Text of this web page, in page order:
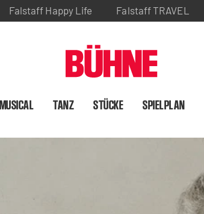
Falstaff Happy Life Falstaff TRAVEL
MUSICAL TANZ STÜCKE SPIELPLAN